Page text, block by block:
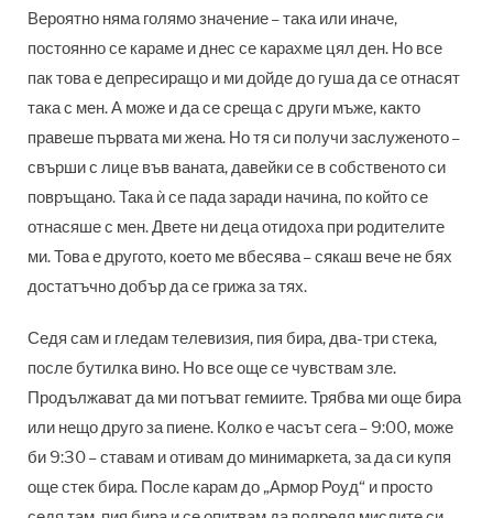
Вероятно няма голямо значение – така или иначе,
постоянно се караме и днес се карахме цял ден. Но все
пак това е депресиращо и ми дойде до гуша да се отнасят
така с мен. А може и да се среща с други мъже, както
правеше първата ми жена. Но тя си получи заслуженото –
свърши с лице във ваната, давейки се в собственото си
повръщано. Така ѝ се пада заради начина, по който се
отнасяше с мен. Двете ни деца отидоха при родителите
ми. Това е другото, което ме вбесява – сякаш вече не бях
достатъчно добър да се грижа за тях.
Седя сам и гледам телевизия, пия бира, два-три стека,
после бутилка вино. Но все още се чувствам зле.
Продължават да ми потъват гемиите. Трябва ми още бира
или нещо друго за пиене. Колко е часът сега – 9:00, може
би 9:30 – ставам и отивам до минимаркета, за да си купя
още стек бира. После карам до „Армор Роуд“ и просто